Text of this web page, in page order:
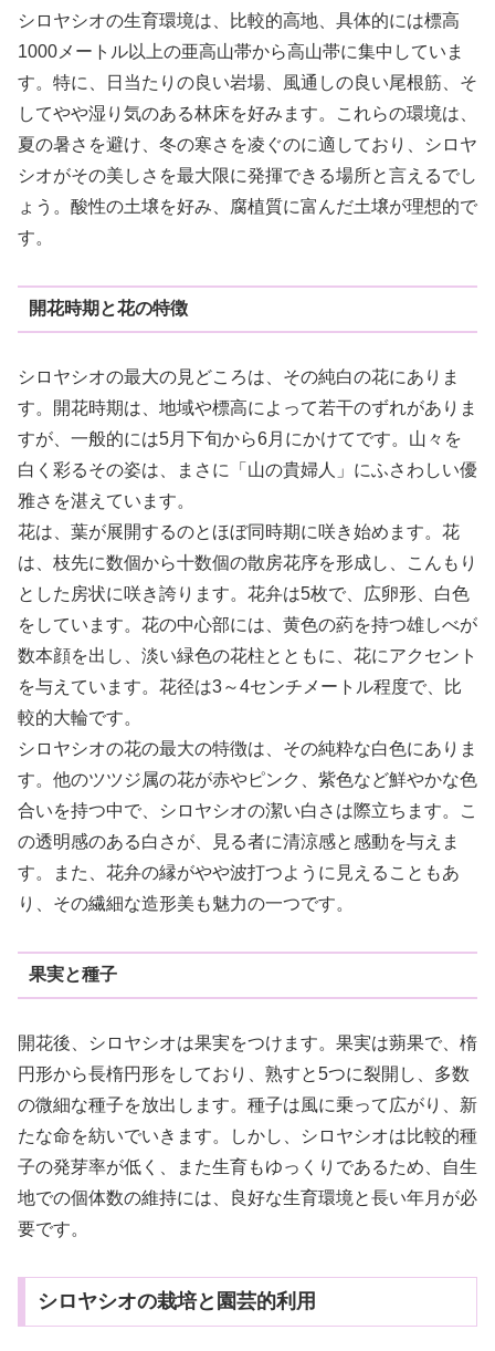
シロヤシオの生育環境は、比較的高地、具体的には標高
1000メートル以上の亜高山帯から高山帯に集中していま
す。特に、日当たりの良い岩場、風通しの良い尾根筋、そ
してやや湿り気のある林床を好みます。これらの環境は、
夏の暑さを避け、冬の寒さを凌ぐのに適しており、シロヤ
シオがその美しさを最大限に発揮できる場所と言えるでし
ょう。酸性の土壌を好み、腐植質に富んだ土壌が理想的で
す。
開花時期と花の特徴
シロヤシオの最大の見どころは、その純白の花にありま
す。開花時期は、地域や標高によって若干のずれがありま
すが、一般的には5月下旬から6月にかけてです。山々を
白く彩るその姿は、まさに「山の貴婦人」にふさわしい優
雅さを湛えています。
花は、葉が展開するのとほぼ同時期に咲き始めます。花
は、枝先に数個から十数個の散房花序を形成し、こんもり
とした房状に咲き誇ります。花弁は5枚で、広卵形、白色
をしています。花の中心部には、黄色の葯を持つ雄しべが
数本顔を出し、淡い緑色の花柱とともに、花にアクセント
を与えています。花径は3～4センチメートル程度で、比
較的大輪です。
シロヤシオの花の最大の特徴は、その純粋な白色にありま
す。他のツツジ属の花が赤やピンク、紫色など鮮やかな色
合いを持つ中で、シロヤシオの潔い白さは際立ちます。こ
の透明感のある白さが、見る者に清涼感と感動を与えま
す。また、花弁の縁がやや波打つように見えることもあ
り、その繊細な造形美も魅力の一つです。
果実と種子
開花後、シロヤシオは果実をつけます。果実は蒴果で、楕
円形から長楕円形をしており、熟すと5つに裂開し、多数
の微細な種子を放出します。種子は風に乗って広がり、新
たな命を紡いでいきます。しかし、シロヤシオは比較的種
子の発芽率が低く、また生育もゆっくりであるため、自生
地での個体数の維持には、良好な生育環境と長い年月が必
要です。
シロヤシオの栽培と園芸的利用